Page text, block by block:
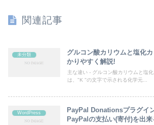
関連記事
未分類
グルコン酸カリウムと塩化
かりやすく解説!
主な違い - グルコン酸カリウムと塩
は、"K "の文字で示される化学元...
WordPress
PayPal Donationsプラグイ
PayPalの支払い(寄付)を出